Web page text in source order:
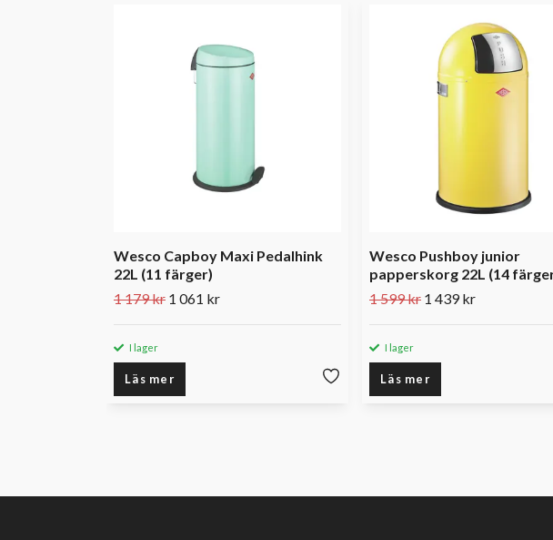
Wesco Capboy Maxi Pedalhink
22L (11 färger)
1 179 kr 1 061 kr
I lager
Läs mer
Wesco Pushboy junior
papperskorg 22L (14
1 599 kr 1 439 kr
I lager
Läs mer